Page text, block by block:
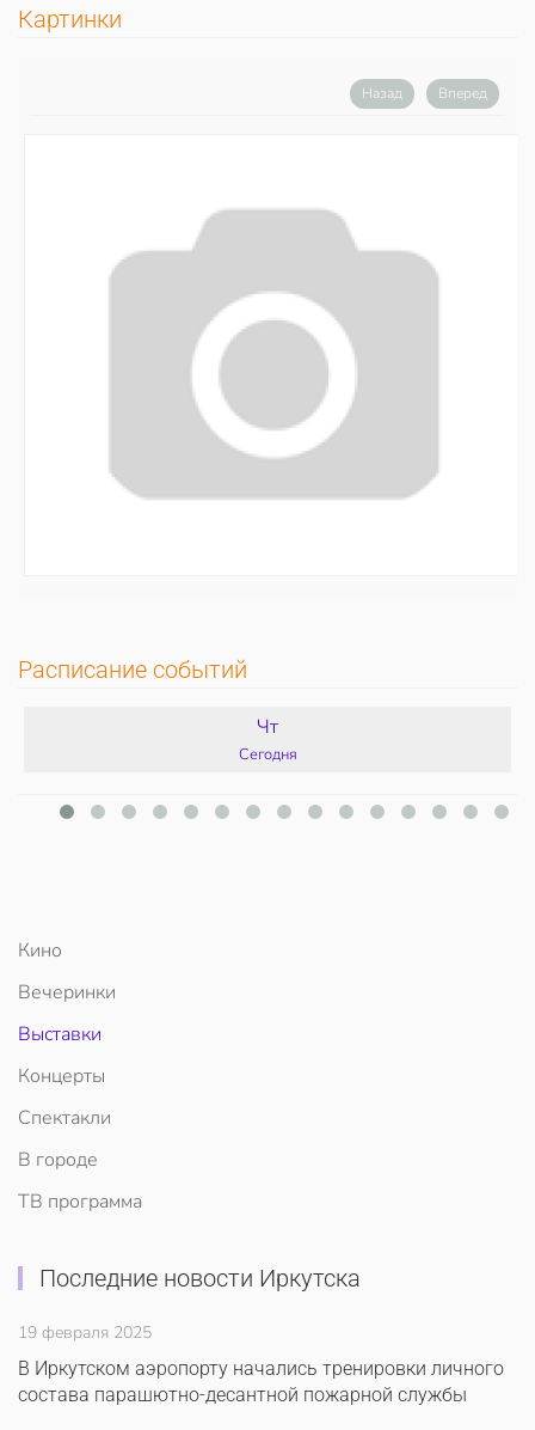
Картинки
Назад Вперед
Расписание событий
Чт
Сегодня
Кино
Вечеринки
Выставки
Концерты
Спектакли
В городе
ТВ программа
Последние новости Иркутска
19 февраля 2025
В Иркутском аэропорту начались тренировки личного
состава парашютно-десантной пожарной службы